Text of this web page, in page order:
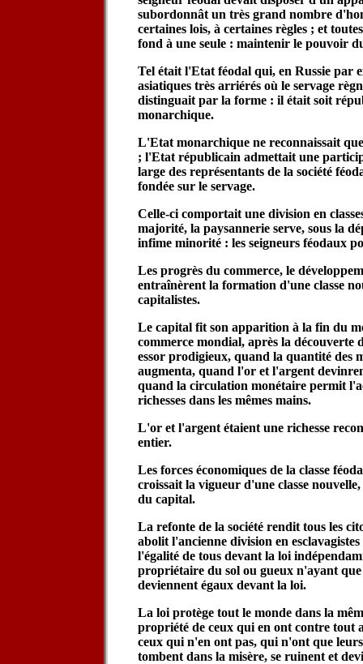
subordonnât un très grand nombre
certaines lois, à certaines règles ; et
fond à une seule : maintenir le pouvoir
Tel était l'Etat féodal qui, en Russie par
asiatiques très arriérés où le servage
distinguait par la forme : il était soit
monarchique.
L'Etat monarchique ne reconnaissait
; l'Etat républicain admettait une
large des représentants de la société
fondée sur le servage.
Celle-ci comportait une division en
majorité, la paysannerie serve, sous la
infime minorité : les seigneurs féodaux
Les progrès du commerce, le
entraînèrent la formation d'une classe
capitalistes.
Le capital fit son apparition à la fin du
commerce mondial, après la
essor prodigieux, quand la quantité des
augmenta, quand l'or et l'argent
quand la circulation monétaire permit
richesses dans les mêmes mains.
L'or et l'argent étaient une richesse
entier.
Les forces économiques de la classe
croissait la vigueur d'une classe
du capital.
La refonte de la société rendit tous les
abolit l'ancienne division en esclavagistes
l'égalité de tous devant la loi
propriétaire du sol ou gueux n'ayant
deviennent égaux devant la loi.
La loi protège tout le monde dans la
propriété de ceux qui en ont contre tout
ceux qui n'en ont pas, qui n'ont que
tombent dans la misère, se ruinent et